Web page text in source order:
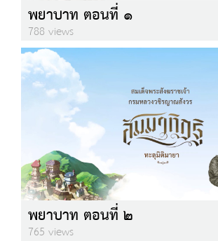
พยาบาท ตอนที่ ๑
788 views
พยาบาท ตอนที่ ๒
765 views